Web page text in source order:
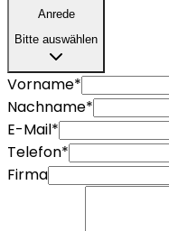
Anrede
Anrede
Bitte auswählen
Vorname*
Nachname*
E-Mail*
Telefon*
Firma